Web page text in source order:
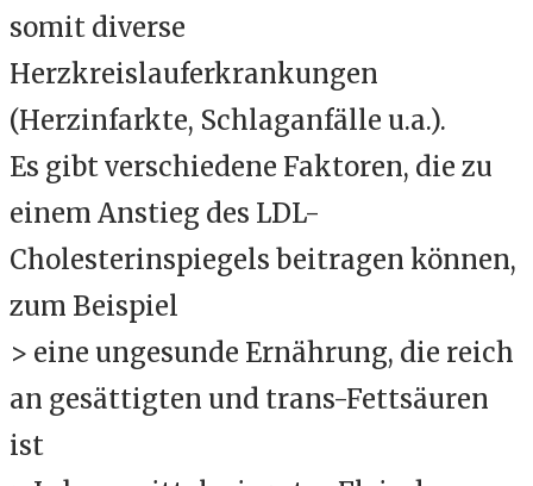
somit diverse
Herzkreislauferkrankungen
(Herzinfarkte, Schlaganfälle u.a.).
Es gibt verschiedene Faktoren, die zu
einem Anstieg des LDL-
Cholesterinspiegels beitragen können,
zum Beispiel
> eine ungesunde Ernährung, die reich
an gesättigten und trans-Fettsäuren
ist